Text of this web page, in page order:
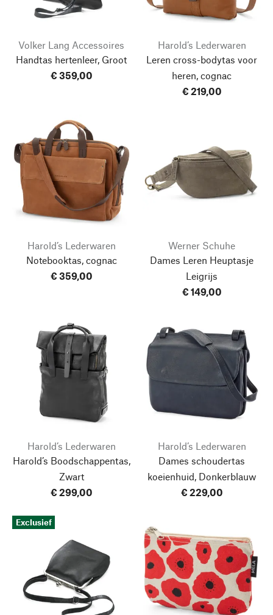
Volker Lang Accessoires
Handtas hertenleer, Groot
€ 359,00
Harold’s Lederwaren
Leren cross-bodytas voor
heren, cognac
€ 219,00
Harold’s Lederwaren
Notebooktas, cognac
€ 359,00
Werner Schuhe
Dames Leren Heuptasje
Leigrijs
€ 149,00
Harold’s Lederwaren
Harold’s Boodschappentas,
Zwart
€ 299,00
Harold’s Lederwaren
Dames schoudertas
koeienhuid, Donkerblauw
€ 229,00
Exclusief